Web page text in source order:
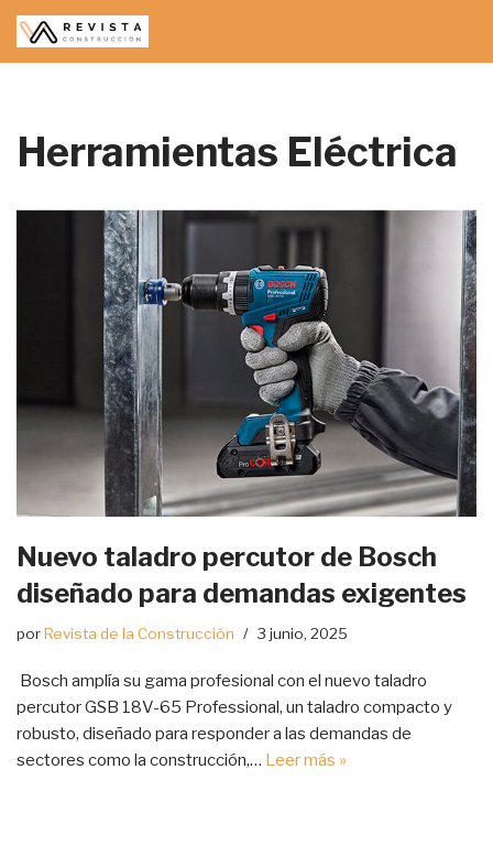
Saltar
Herramientas Eléctrica
Nuevo taladro percutor de Bosch
diseñado para demandas exigentes
porRevista de la Construcción 3 junio, 2025
Bosch amplía su gama profesional con el nuevo taladro
percutor GSB 18V-65 Professional, un taladro compacto y
robusto, diseñado para responder a las demandas de
sectores como la construcción,… Leer más »